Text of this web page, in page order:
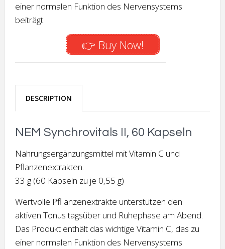
einer normalen Funktion des Nervensystems
beiträgt.
👉 Buy Now!
DESCRIPTION
NEM Synchrovitals II, 60 Kapseln
Nahrungsergänzungsmittel mit Vitamin C und
Pflanzenextrakten.
33 g (60 Kapseln zu je 0,55 g)
Wertvolle Pfl anzenextrakte unterstützen den
aktiven Tonus tagsüber und Ruhephase am Abend.
Das Produkt enthält das wichtige Vitamin C, das zu
einer normalen Funktion des Nervensystems